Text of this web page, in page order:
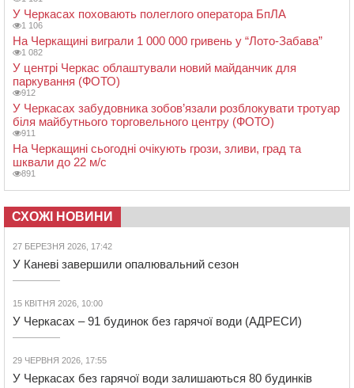
У Черкасах поховають полеглого оператора БпЛА
1 106
На Черкащині виграли 1 000 000 гривень у “Лото-Забава”
1 082
У центрі Черкас облаштували новий майданчик для
паркування (ФОТО)
912
У Черкасах забудовника зобов’язали розблокувати тротуар
біля майбутнього торговельного центру (ФОТО)
911
На Черкащині сьогодні очікують грози, зливи, град та
шквали до 22 м/с
891
СХОЖІ НОВИНИ
27 БЕРЕЗНЯ 2026, 17:42
У Каневі завершили опалювальний сезон
15 КВІТНЯ 2026, 10:00
У Черкасах – 91 будинок без гарячої води (АДРЕСИ)
29 ЧЕРВНЯ 2026, 17:55
У Черкасах без гарячої води залишаються 80 будинків